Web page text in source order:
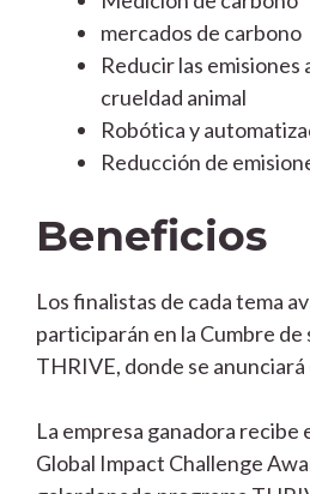
mercados de carbono
Reducir las emisiones
crueldad animal
Robótica y
Reducción de
Beneficios
Los finalistas de cada tema
participarán en la Cumbre
THRIVE, donde se
La empresa ganadora recibe
Global Impact Challenge